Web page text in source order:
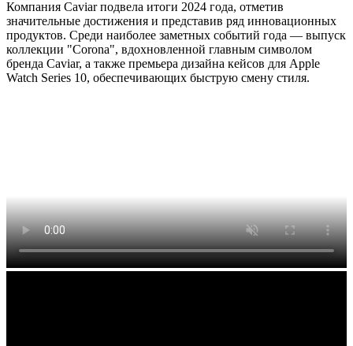
Компания Caviar подвела итоги 2024 года, отметив
значительные достижения и представив ряд инновационных
продуктов. Среди наиболее заметных событий года — выпуск
коллекции "Corona", вдохновленной главным символом
бренда Caviar, а также премьера дизайна кейсов для Apple
Watch Series 10, обеспечивающих быструю смену стиля.